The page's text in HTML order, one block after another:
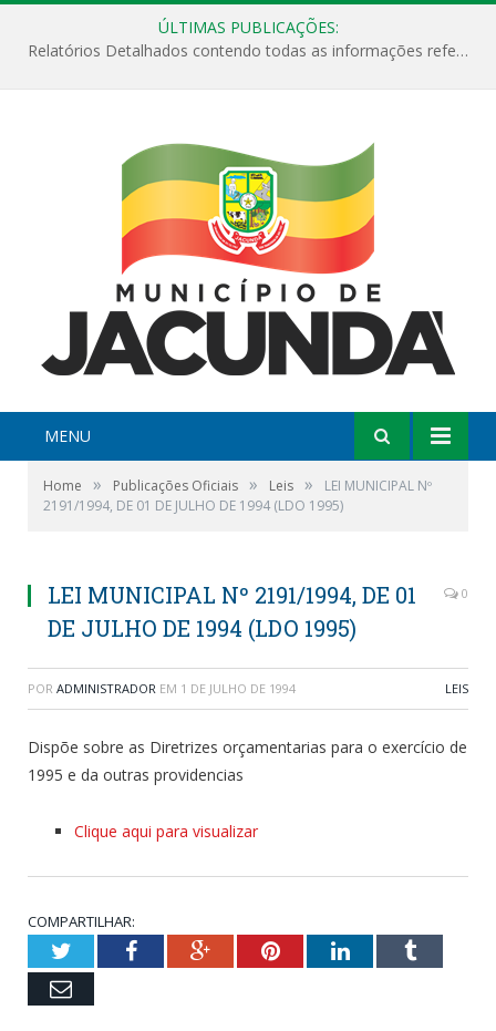
ÚLTIMAS PUBLICAÇÕES:
Relatórios Detalhados contendo todas as informações referentes a execução de recursos destinados ao fomento de projetos culturais no Município de Jacundá entre os anos de 2022 ao presente ano de 2026.
MENU
Home » Publicações Oficiais » Leis »
LEI MUNICIPAL Nº
2191/1994, DE 01 DE JULHO DE 1994 (LDO 1995)
LEI MUNICIPAL Nº 2191/1994, DE 01
DE JULHO DE 1994 (LDO 1995)
0
POR ADMINISTRADOR EM 1 DE JULHO DE 1994 LEIS
Dispõe sobre as Diretrizes orçamentarias para o exercício de
1995 e da outras providencias
Clique aqui para visualizar
COMPARTILHAR:
TwitterFacebookGoogle+PinterestLinkedInTumblr
Email